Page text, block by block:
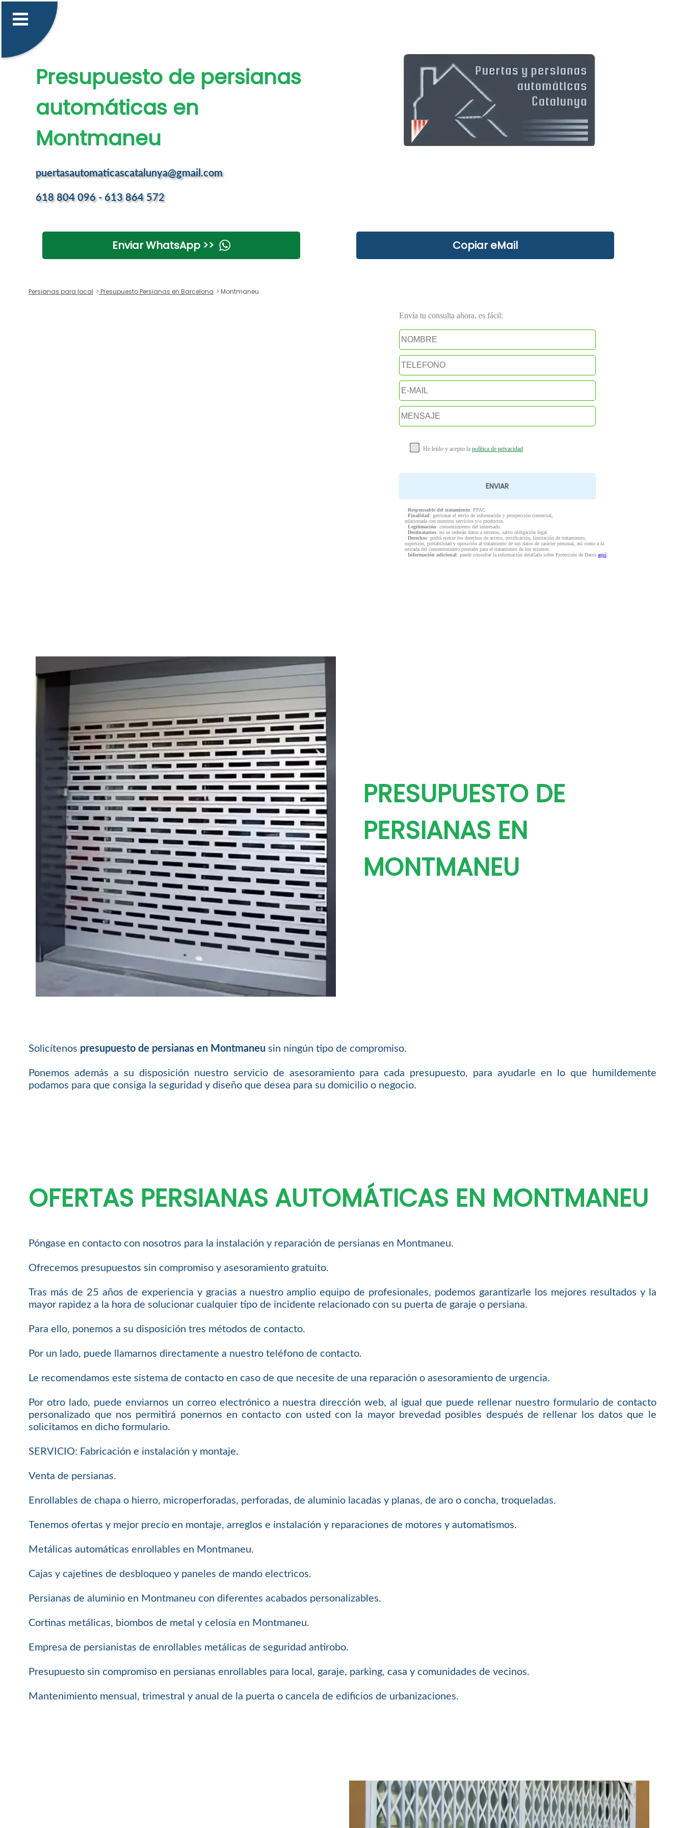
Presupuesto de persianas
automáticas en
Montmaneu
puertasautomaticascatalunya@gmail.com
618 804 096 - 613 864 572
Enviar WhatsApp >> Copiar eMail
Persianas para local Presupuesto Persianas en Barcelona Montmaneu
Envía tu consulta ahora, es fácil:
He leído y acepto la política de privacidad.
· Responsable del tratamiento: PPAC
· Finalidad: gestionar el envío de información y prospección comercial,
relacionada con nuestros servicios y/o productos.
· Legitimación: consentimiento del interesado.
· Destinatarios: no se cederán datos a terceros, salvo obligación legal.
· Derechos: podrá ejercer los derechos de acceso, rectificación, limitación de tratamiento,
supresión, portabilidad y oposición al tratamiento de sus datos de carácter personal, así como a la
retirada del consentimiento prestado para el tratamiento de los mismos.
· Información adicional: puede consultar la información detallada sobre Protección de Datos aquí.
PRESUPUESTO DE
PERSIANAS EN
MONTMANEU
Solicítenos presupuesto de persianas en Montmaneu sin ningún tipo de compromiso.
Ponemos además a su disposición nuestro servicio de asesoramiento para cada presupuesto, para ayudarle en lo que humildemente
podamos para que consiga la seguridad y diseño que desea para su domicilio o negocio.
OFERTAS PERSIANAS AUTOMÁTICAS EN MONTMANEU
Póngase en contacto con nosotros para la instalación y reparación de persianas en Montmaneu.
Ofrecemos presupuestos sin compromiso y asesoramiento gratuito.
Tras más de 25 años de experiencia y gracias a nuestro amplio equipo de profesionales, podemos garantizarle los mejores resultados y la
mayor rapidez a la hora de solucionar cualquier tipo de incidente relacionado con su puerta de garaje o persiana.
Para ello, ponemos a su disposición tres métodos de contacto.
Por un lado, puede llamarnos directamente a nuestro teléfono de contacto.
Le recomendamos este sistema de contacto en caso de que necesite de una reparación o asesoramiento de urgencia.
Por otro lado, puede enviarnos un correo electrónico a nuestra dirección web, al igual que puede rellenar nuestro formulario de contacto
personalizado que nos permitirá ponernos en contacto con usted con la mayor brevedad posibles después de rellenar los datos que le
solicitamos en dicho formulario.
SERVICIO: Fabricación e instalación y montaje.
Venta de persianas.
Enrollables de chapa o hierro, microperforadas, perforadas, de aluminio lacadas y planas, de aro o concha, troqueladas.
Tenemos ofertas y mejor precio en montaje, arreglos e instalación y reparaciones de motores y automatismos.
Metálicas automáticas enrollables en Montmaneu.
Cajas y cajetines de desbloqueo y paneles de mando electricos.
Persianas de aluminio en Montmaneu con diferentes acabados personalizables.
Cortinas metálicas, biombos de metal y celosía en Montmaneu.
Empresa de persianistas de enrollables metálicas de seguridad antirobo.
Presupuesto sin compromiso en persianas enrollables para local, garaje, parking, casa y comunidades de vecinos.
Mantenimiento mensual, trimestral y anual de la puerta o cancela de edificios de urbanizaciones.